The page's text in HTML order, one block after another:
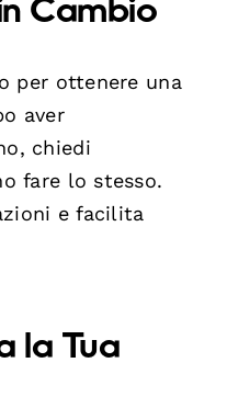
Cambio
per ottenere una
aver
chiedi
fare lo stesso.
e facilita
la Tua